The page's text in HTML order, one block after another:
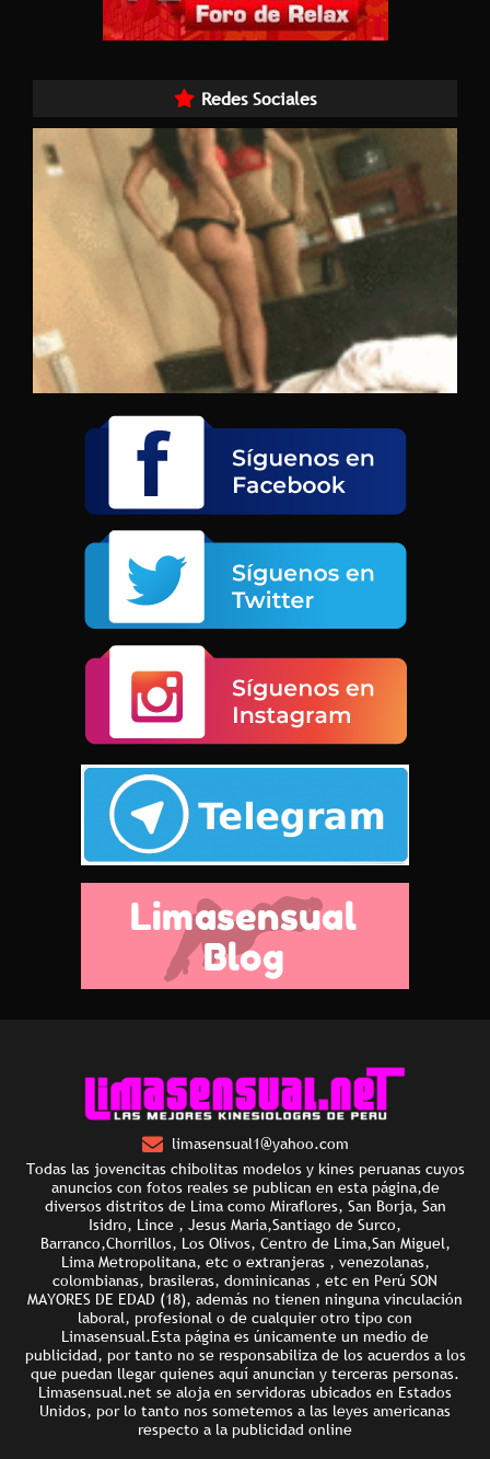
Redes Sociales
limasensual1@yahoo.com
Todas las jovencitas chibolitas modelos y kines peruanas cuyos
anuncios con fotos reales se publican en esta página,de
diversos distritos de Lima como Miraflores, San Borja, San
Isidro, Lince , Jesus Maria,Santiago de Surco,
Barranco,Chorrillos, Los Olivos, Centro de Lima,San Miguel,
Lima Metropolitana, etc o extranjeras , venezolanas,
colombianas, brasileras, dominicanas , etc en Perú SON
MAYORES DE EDAD (18), además no tienen ninguna vinculación
laboral, profesional o de cualquier otro tipo con
Limasensual.Esta página es únicamente un medio de
publicidad, por tanto no se responsabiliza de los acuerdos a los
que puedan llegar quienes aquí anuncian y terceras personas.
Limasensual.net se aloja en servidoras ubicados en Estados
Unidos, por lo tanto nos sometemos a las leyes americanas
respecto a la publicidad online